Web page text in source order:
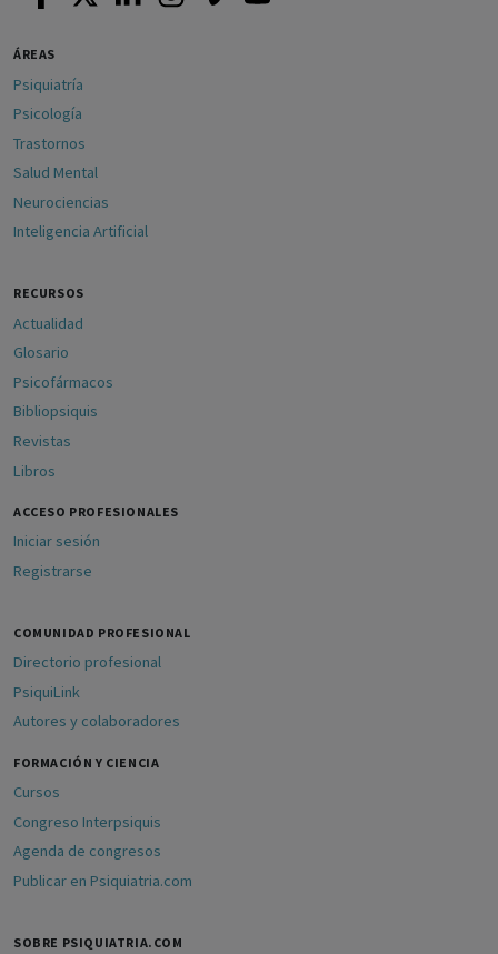
ÁREAS
Psiquiatría
Psicología
Trastornos
Salud Mental
Neurociencias
Inteligencia Artificial
RECURSOS
Actualidad
Glosario
Psicofármacos
Bibliopsiquis
Revistas
Libros
ACCESO PROFESIONALES
Iniciar sesión
Registrarse
COMUNIDAD PROFESIONAL
Directorio profesional
PsiquiLink
Autores y colaboradores
FORMACIÓN Y CIENCIA
Cursos
Congreso Interpsiquis
Agenda de congresos
Publicar en Psiquiatria.com
SOBRE PSIQUIATRIA.COM